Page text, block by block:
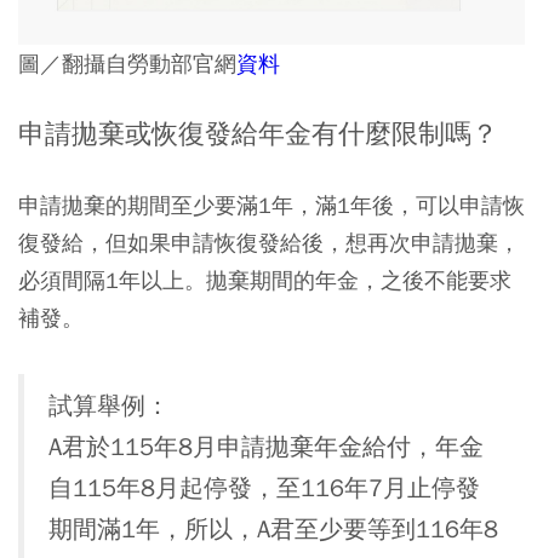
圖／翻攝自勞動部官網資料
申請拋棄或恢復發給年金有什麼限制嗎？
申請拋棄的期間至少要滿1年，滿1年後，可以申請恢
復發給，但如果申請恢復發給後，想再次申請拋棄，
必須間隔1年以上。拋棄期間的年金，之後不能要求
補發。
試算舉例：
A君於115年8月申請拋棄年金給付，年金
自115年8月起停發，至116年7月止停發
期間滿1年，所以，A君至少要等到116年8